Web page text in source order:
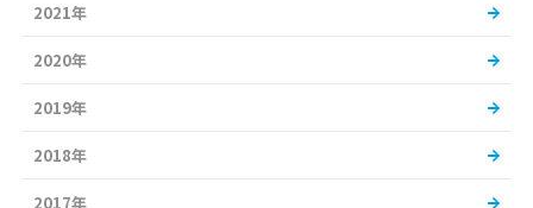
2021年
2020年
2019年
2018年
2017年